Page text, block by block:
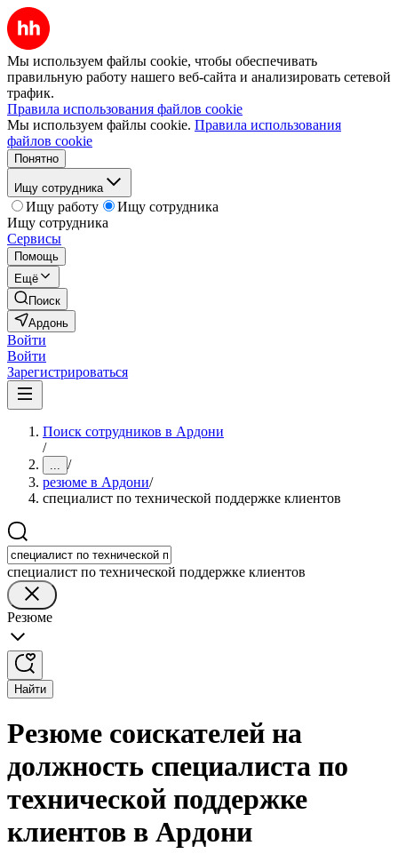
Мы используем файлы cookie, чтобы обеспечивать
правильную работу нашего веб-сайта и анализировать сетевой
трафик.
Правила использования файлов cookie
Мы используем файлы cookie. Правила использования
файлов cookie
Понятно
Ищу сотрудника
Ищу работу
Ищу сотрудника
Ищу сотрудника
Сервисы
Помощь
Ещё
Поиск
Ардонь
Войти
Войти
Зарегистрироваться
Поиск сотрудников в Ардони
/
... /
резюме в Ардони/
специалист по технической поддержке клиентов
специалист по технической поддержке клиентов
Резюме
Найти
Резюме соискателей на
должность специалиста по
технической поддержке
клиентов в Ардони